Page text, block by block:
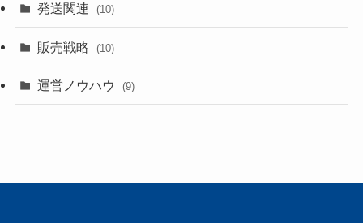
発送関連 (10)
販売戦略 (10)
運営ノウハウ (9)